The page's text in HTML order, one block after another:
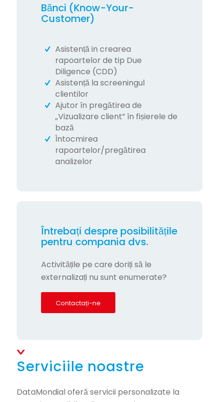
Bănci (Know-Your-
Customer)
Asistență in crearea
rapoartelor de tip Due
Diligence (CDD)
Asistență la screeningul
clientilor
Ajutor în pregătirea de
„Vizualizare client” în fișierele de
bază
Întocmirea
rapoartelor/pregătirea
analizelor
Întrebați despre posibilitățile
pentru compania dvs.
Activitățile pe care doriți să le
externalizați nu sunt enumerate?
Contactați-ne
Serviciile noastre
DataMondial oferă servicii personalizate la